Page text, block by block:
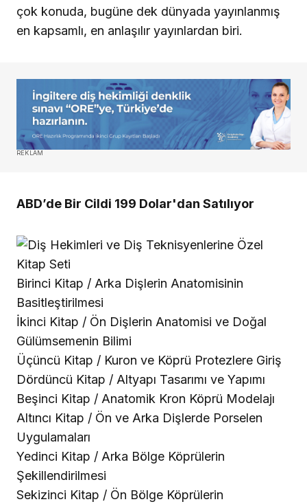
çok konuda, bugüne dek dünyada yayınlanmış
en kapsamlı, en anlaşılır yayınlardan biri.
REKLAM
ABD’de Bir Cildi 199 Dolar'dan Satılıyor
Birinci Kitap / Arka Dişlerin Anatomisinin
Basitleştirilmesi
İkinci Kitap / Ön Dişlerin Anatomisi ve Doğal
Gülümsemenin Bilimi
Üçüncü Kitap / Kuron ve Köprü Protezlere Giriş
Dördüncü Kitap / Altyapı Tasarımı ve Yapımı
Beşinci Kitap / Anatomik Kron Köprü Modelajı
Altıncı Kitap / Ön ve Arka Dişlerde Porselen
Uygulamaları
Yedinci Kitap / Arka Bölge Köprülerin
Şekillendirilmesi
Sekizinci Kitap / Ön Bölge Köprülerin